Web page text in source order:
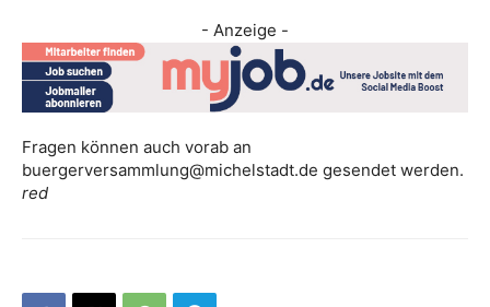
- Anzeige -
Fragen können auch vorab an
buergerversammlung@michelstadt.de gesendet werden.
red